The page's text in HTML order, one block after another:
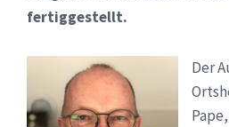
fertiggestellt.
Der